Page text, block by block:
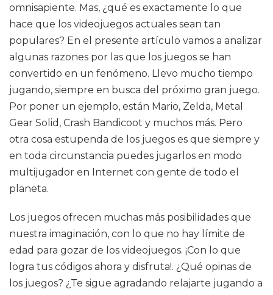
omnisapiente. Mas, ¿qué es exactamente lo que
hace que los videojuegos actuales sean tan
populares? En el presente artículo vamos a analizar
algunas razones por las que los juegos se han
convertido en un fenómeno. Llevo mucho tiempo
jugando, siempre en busca del próximo gran juego.
Por poner un ejemplo, están Mario, Zelda, Metal
Gear Solid, Crash Bandicoot y muchos más. Pero
otra cosa estupenda de los juegos es que siempre y
en toda circunstancia puedes jugarlos en modo
multijugador en Internet con gente de todo el
planeta.
Los juegos ofrecen muchas más posibilidades que
nuestra imaginación, con lo que no hay límite de
edad para gozar de los videojuegos. ¡Con lo que
logra tus códigos ahora y disfruta!. ¿Qué opinas de
los juegos? ¿Te sigue agradando relajarte jugando a